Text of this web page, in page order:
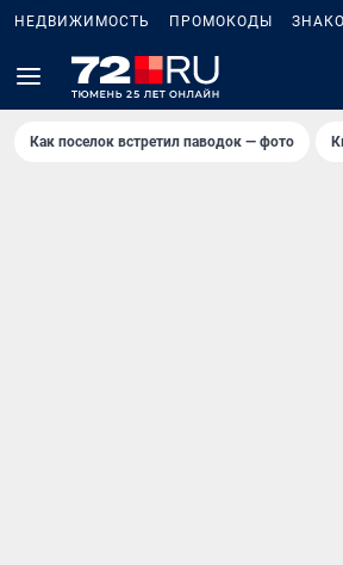
НЕДВИЖИМОСТЬ ПРОМОКОДЫ
Как поселок встретил паводок — фото